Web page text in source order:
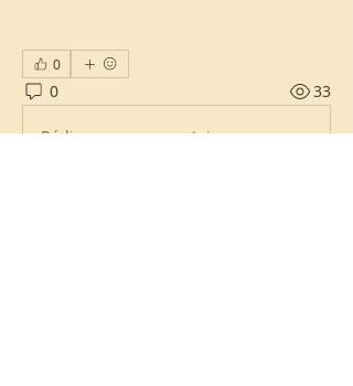
0
0 33
Rédigez un commentaire...